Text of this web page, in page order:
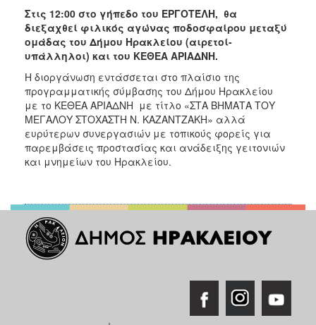
Στις 12:00 στο γήπεδο του ΕΡΓΟΤΈΛΗ, θα
διεξαχθεί φιλικός αγώνας ποδοσφαίρου μεταξύ
ομάδας του Δήμου Ηρακλείου (αιρετοί-
υπάλληλοι) και του ΚΕΘΕΑ ΑΡΙΑΔΝΗ.
Η διοργάνωση εντάσσεται στο πλαίσιο της
προγραμματικής σύμβασης του Δήμου Ηρακλείου
με το ΚΕΘΕΑ ΑΡΙΑΔΝΗ με τίτλο «ΣΤΑ ΒΗΜΑΤΑ ΤΟΥ
ΜΕΓΑΛΟΥ ΣΤΟΧΑΣΤΗ Ν. ΚΑΖΑΝΤΖΑΚΗ» αλλά
ευρύτερων συνεργασιών με τοπικούς φορείς για
παρεμβάσεις προστασίας και ανάδειξης γειτονιών
και μνημείων του Ηρακλείου.